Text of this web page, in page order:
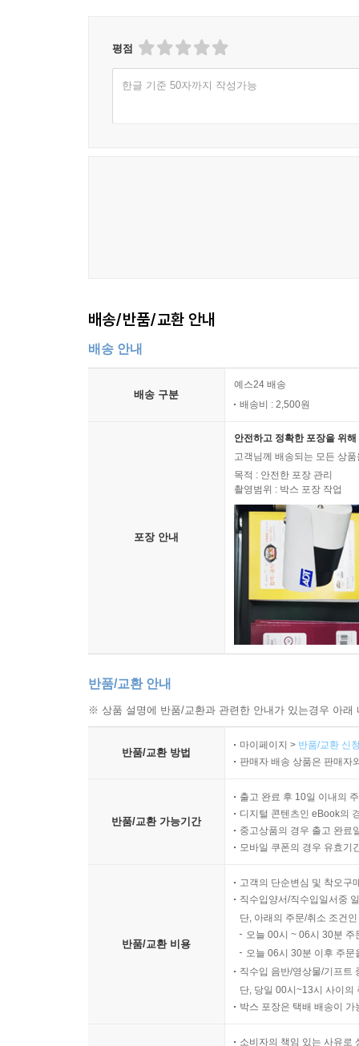
평점
한글 기준 50자까지 작성가능
배송/반품/교환 안내
배송 안내
배송 구분
예스24 배송
배송비 : 2,500원
포장 안내
안전하고 정확한 포장을 위
고객님께 배송되는 모든 상
목적 : 안전한 포장 관리
촬영범위 : 박스 포장 작업
반품/교환 안내
※ 상품 설명에 반품/교환과 관련한 안내가 있는경우 아
반품/교환 방법
마이페이지 > 반품/교환 신
판매자 배송 상품은 판매자
반품/교환 가능기간
출고 완료 후 10일 이내의
디지털 콘텐츠인 eBook의
중고상품의 경우 출고 완료
모바일 쿠폰의 경우 유효기
반품/교환 비용
고객의 단순변심 및 착오구
직수입양서/직수입일서중
단, 아래의 주문/취소 조건
오늘 00시 ~ 06시 30분
오늘 06시 30분 이후 주
직수입 음반/영상물/기프트
단, 당일 00시~13시 사이의
박스 포장은 택배 배송이
소비자의 책임 있는 사유로